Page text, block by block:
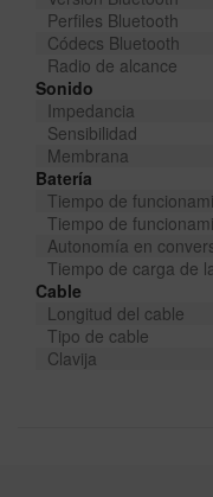
Perfiles Bluetooth
Códecs Bluetooth
Radio de alcance
Sonido
Impedancia
Sensibilidad
Membrana
Batería
Tiempo de
Tiempo de
Autonomía en
Tiempo de carga de
Cable
Longitud del cable
Tipo de cable
Clavija